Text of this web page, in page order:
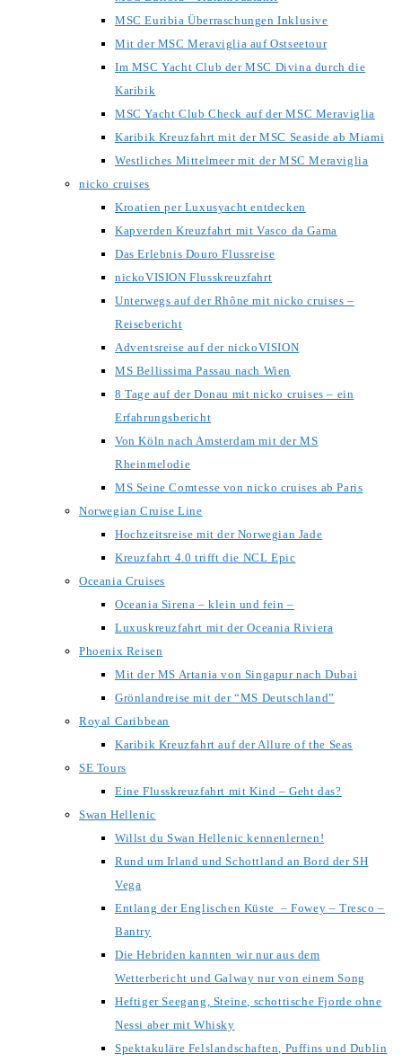
MSC Euribia Überraschungen Inklusive
Mit der MSC Meraviglia auf Ostseetour
Im MSC Yacht Club der MSC Divina durch die
Karibik
MSC Yacht Club Check auf der MSC Meraviglia
Karibik Kreuzfahrt mit der MSC Seaside ab Miami
Westliches Mittelmeer mit der MSC Meraviglia
nicko cruises
Kroatien per Luxusyacht entdecken
Kapverden Kreuzfahrt mit Vasco da Gama
Das Erlebnis Douro Flussreise
nickoVISION Flusskreuzfahrt
Unterwegs auf der Rhône mit nicko cruises –
Reisebericht
Adventsreise auf der nickoVISION
MS Bellissima Passau nach Wien
8 Tage auf der Donau mit nicko cruises – ein
Erfahrungsbericht
Von Köln nach Amsterdam mit der MS
Rheinmelodie
MS Seine Comtesse von nicko cruises ab Paris
Norwegian Cruise Line
Hochzeitsreise mit der Norwegian Jade
Kreuzfahrt 4.0 trifft die NCL Epic
Oceania Cruises
Oceania Sirena – klein und fein –
Luxuskreuzfahrt mit der Oceania Riviera
Phoenix Reisen
Mit der MS Artania von Singapur nach Dubai
Grönlandreise mit der “MS Deutschland”
Royal Caribbean
Karibik Kreuzfahrt auf der Allure of the Seas
SE Tours
Eine Flusskreuzfahrt mit Kind – Geht das?
Swan Hellenic
Willst du Swan Hellenic kennenlernen!
Rund um Irland und Schottland an Bord der SH
Vega
Entlang der Englischen Küste – Fowey – Tresco –
Bantry
Die Hebriden kannten wir nur aus dem
Wetterbericht und Galway nur von einem Song
Heftiger Seegang, Steine, schottische Fjorde ohne
Nessi aber mit Whisky
Spektakuläre Felslandschaften, Puffins und Dublin